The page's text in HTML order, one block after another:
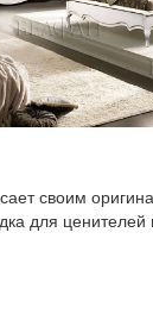
своим
для ценителей